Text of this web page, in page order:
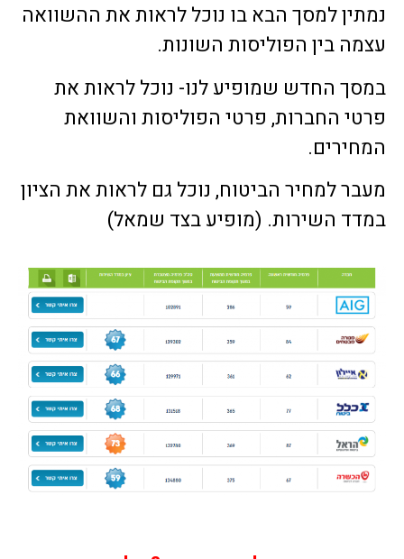
נמתין למסך הבא בו נוכל לראות את ההשוואה
עצמה בין הפוליסות השונות.
במסך החדש שמופיע לנו- נוכל לראות את
פרטי החברות, פרטי הפוליסות והשוואת
המחירים.
מעבר למחיר הביטוח, נוכל גם לראות את הציון
במדד השירות. (מופיע בצד שמאל)